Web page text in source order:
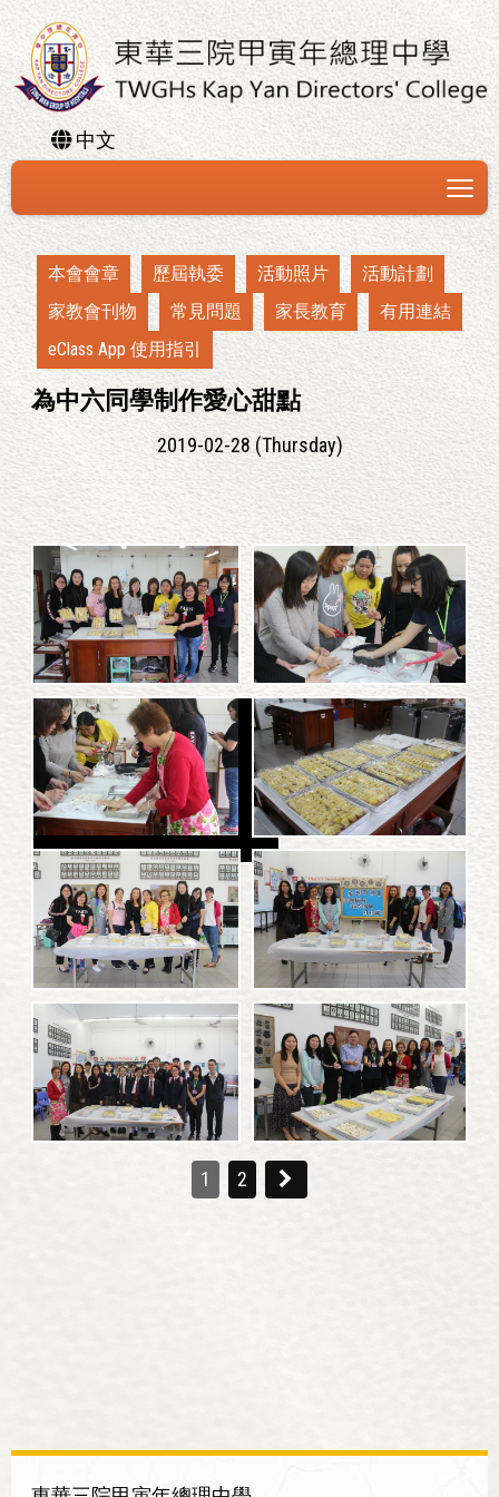
中文
本會會章 歷屆執委 活動照片
活動計劃
家教會刊物
常見問題 家長教育
有用連結
eClass App 使用指引
為中六同學制作愛心甜點
2019-02-28 (Thursday)
1 2